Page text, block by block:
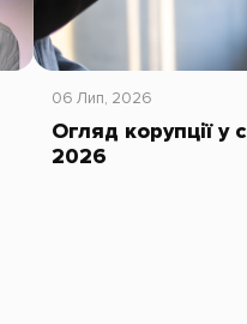
06 Лип, 2026
Огляд корупції у
2026